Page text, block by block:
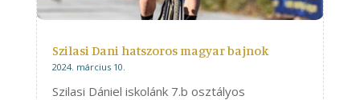
Szilasi Dani hatszoros magyar bajnok
2024. március 10.
Szilasi Dániel iskolánk 7.b osztályos